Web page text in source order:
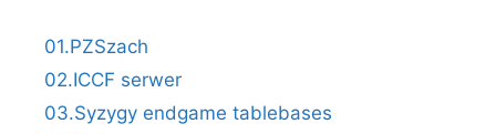
01.PZSzach
02.ICCF serwer
03.Syzygy endgame tablebases